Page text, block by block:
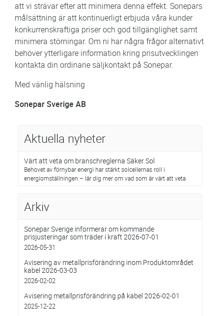
att vi strävar efter att minimera denna effekt. Sonepars
målsättning är att kontinuerligt erbjuda våra kunder
konkurrenskraftiga priser och god tillgänglighet samt
minimera störningar. Om ni har några frågor alternativt
behöver ytterligare information kring prisutvecklingen
kontakta din ordinarie säljkontakt på Sonepar.
Med vänlig hälsning
Sonepar Sverige AB
Aktuella nyheter
Värt att veta om branschreglerna Säker Sol
Behovet av förnybar energi har stärkt solcellernas roll i
energiomställningen – lär dig mer om vad som är värt att veta
Arkiv
Sonepar Sverige informerar om kommande
prisjusteringar som träder i kraft 2026-07-01
2026-05-31
Avisering av metallprisförändring inom Produktområdet
kabel 2026-03-03
2026-02-02
Avisering metallprisförändring på kabel 2026-02-01
2025-12-22